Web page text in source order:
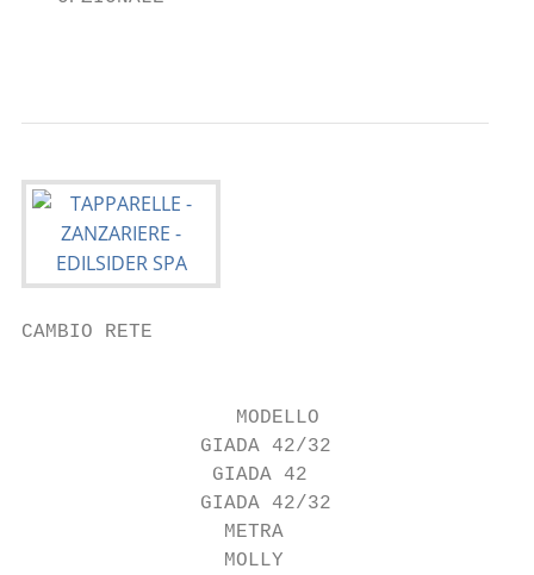
CAMBIO RETE
MODELLO
GIADA 42/32
GIADA 42
GIADA 42/32
METRA
MOLLY